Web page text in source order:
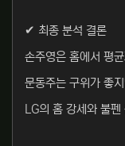
✔ 최종 분석 결론
손주영은 홈에서 평
문동주는 구위가 좋
LG의 홈 강세와 불